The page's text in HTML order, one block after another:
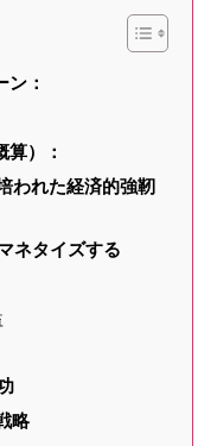
：
）：
われた経済的強靭
ネタイズする
略